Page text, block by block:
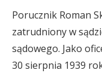
Porucznik Roman
zatrudniony w
sądowego. Jako
30 sierpnia 1939